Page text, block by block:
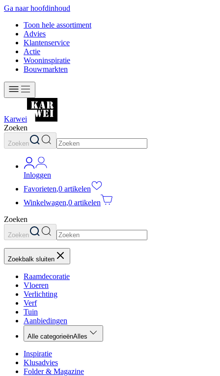
Ga naar hoofdinhoud
Toon hele assortiment
Advies
Klantenservice
Actie
Wooninspiratie
Bouwmarkten
Karwei
Zoeken
Zoeken
Inloggen
Favorieten,0 artikelen
Winkelwagen,0 artikelen
Zoeken
Zoeken
Zoekbalk sluiten
Raamdecoratie
Vloeren
Verlichting
Verf
Tuin
Aanbiedingen
Alle categorieënAlles
Inspiratie
Klusadvies
Folder & Magazine